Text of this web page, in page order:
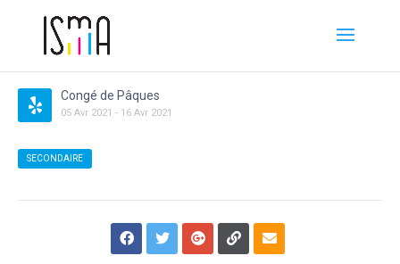
Congé de Pâques
05 Avr 2021 - 16 Avr 2021
SECONDAIRE